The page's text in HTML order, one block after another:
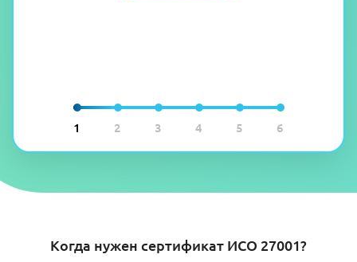
1 2 3 4 5 6
Когда нужен сертификат ИСО 27001?